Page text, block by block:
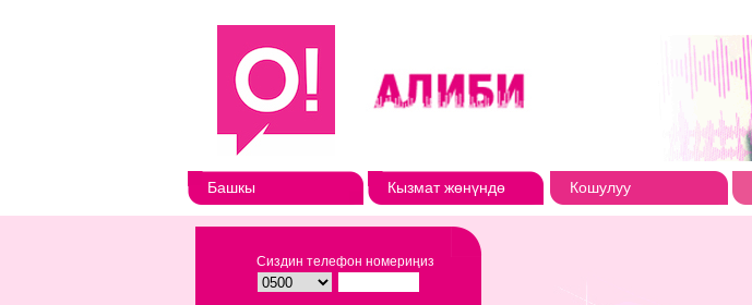
Башкы Кызмат жөнүндө Кошулуу
Сиздин телефон номериңиз